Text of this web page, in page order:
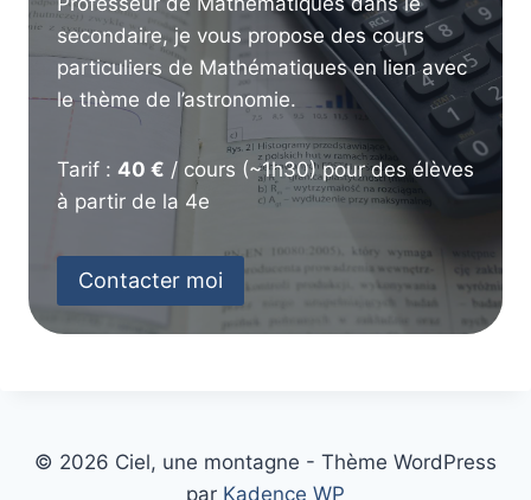
secondaire, je vous propose des cours
particuliers de Mathématiques en lien avec
le thème de l’astronomie.
Tarif : 40 € / cours (~1h30) pour des élèves
à partir de la 4e
Contacter moi
© 2026 Ciel, une montagne - Thème WordPress
par Kadence WP